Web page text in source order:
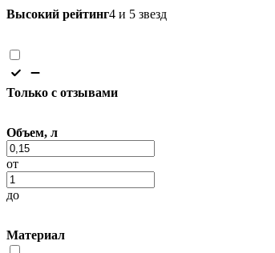
Высокий рейтинг4 и 5 звезд
Только с отзывами
Объем, л
от
до
Материал